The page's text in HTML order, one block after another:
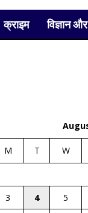
क्राइम विज्ञान
M T W
3
4 5